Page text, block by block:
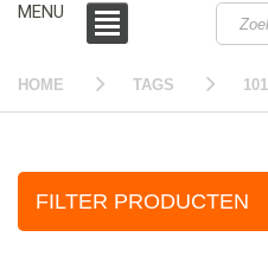
MENU
HOME TAGS
FILTER PRODUCTEN